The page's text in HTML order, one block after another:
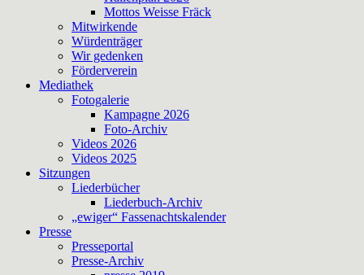
Mottos Weisse Fräck
Mitwirkende
Würdenträger
Wir gedenken
Förderverein
Mediathek
Fotogalerie
Kampagne 2026
Foto-Archiv
Videos 2026
Videos 2025
Sitzungen
Liederbücher
Liederbuch-Archiv
„ewiger“ Fassenachtskalender
Presse
Presseportal
Presse-Archiv